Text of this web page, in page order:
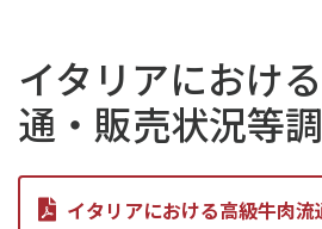
イタリアにおけ
通・販売状況等
イタリアにおける高級牛肉